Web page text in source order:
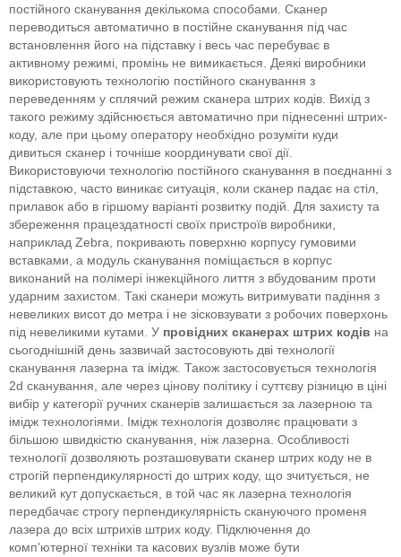
постійного сканування декількома способами. Сканер
переводиться автоматично в постійне сканування під час
встановлення його на підставку і весь час перебуває в
активному режимі, промінь не вимикається. Деякі виробники
використовують технологію постійного сканування з
переведенням у сплячий режим сканера штрих кодів. Вихід з
такого режиму здійснюється автоматично при піднесенні штрих-
коду, але при цьому оператору необхідно розуміти куди
дивиться сканер і точніше координувати свої дії.
Використовуючи технологію постійного сканування в поєднанні з
підставкою, часто виникає ситуація, коли сканер падає на стіл,
прилавок або в гіршому варіанті розвитку подій. Для захисту та
збереження працездатності своїх пристроїв виробники,
наприклад Zebra, покривають поверхню корпусу гумовими
вставками, а модуль сканування поміщається в корпус
виконаний на полімері інжекційного лиття з вбудованим проти
ударним захистом. Такі сканери можуть витримувати падіння з
невеликих висот до метра і не зісковзувати з робочих поверхонь
під невеликими кутами. У провідних сканерах штрих кодів на
сьогоднішній день зазвичай застосовують дві технології
сканування лазерна та імідж. Також застосовується технологія
2d сканування, але через цінову політику і суттєву різницю в ціні
вибір у категорії ручних сканерів залишається за лазерною та
імідж технологіями. Імідж технологія дозволяє працювати з
більшою швидкістю сканування, ніж лазерна. Особливості
технології дозволяють розташовувати сканер штрих коду не в
строгій перпендикулярності до штрих коду, що зчитується, не
великий кут допускається, в той час як лазерна технологія
передбачає строгу перпендикулярність скануючого променя
лазера до всіх штрихів штрих коду. Підключення до
комп'ютерної техніки та касових вузлів може бути